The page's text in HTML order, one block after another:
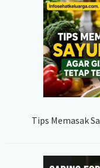
Tips Memasak